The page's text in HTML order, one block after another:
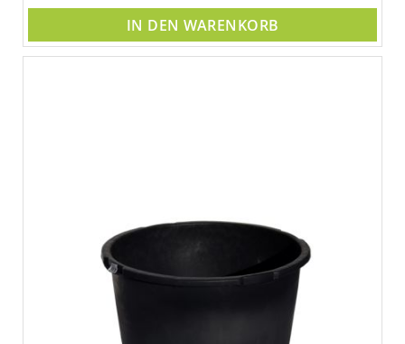
IN DEN WARENKORB